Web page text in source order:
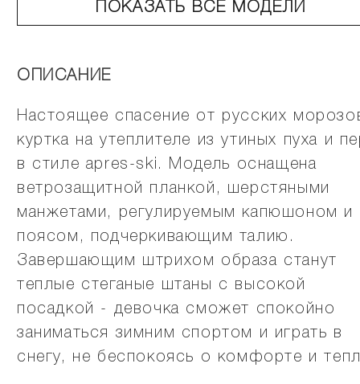
ПОКАЗАТЬ ВСЕ МОДЕЛИ
ОПИСАНИЕ
Настоящее спасение от русских
куртка на утеплителе из утиных пуха и
в стиле apres-ski. Модель оснащена
ветрозащитной планкой, шерстяными
манжетами, регулируемым капюшоном и
поясом, подчеркивающим талию.
Завершающим штрихом образа станут
теплые стеганые штаны с высокой
посадкой - девочка сможет спокойно
заниматься зимним спортом и играть в
снегу, не беспокоясь о комфорте и